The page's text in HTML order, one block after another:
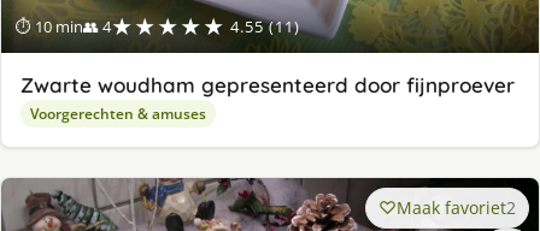
⏱ 10 min👥 4★★★★★ 4.55 (11)
Zwarte woudham gepresenteerd door fijnproever
Voorgerechten & amuses
Maak favoriet2